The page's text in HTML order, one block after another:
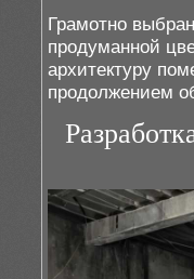
Грамотно
продуманной
архитектуру
продолжением